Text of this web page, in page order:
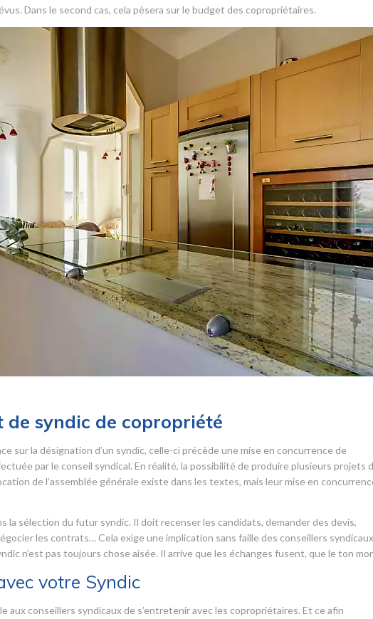
Dans le second cas, cela pèsera sur le budget des copropriétaires.
de syndic de copropriété
sur la désignation d’un syndic, celle-ci précède une mise en concurrence de
par le conseil syndical. En réalité, la possibilité de produire plusieurs projets
de l’assemblée générale existe dans les textes, mais leur mise en
la sélection du futur syndic. Il doit recenser les candidats, demander des devis,
les contrats… Cela exige une implication sans faille des conseillers
n’est pas toujours chose aisée. Il arrive que les échanges fusent, que le ton
votre Syndic
aux conseillers syndicaux de s’entretenir avec les copropriétaires. Et ce afin